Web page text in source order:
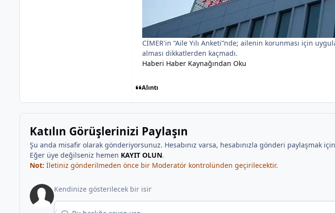
CİMER'in “Aile Yılı Anketi”nde; ailenin korunması için
alması dikkatlerden kaçmadı.
Haberi Haber Kaynağından Oku
Alıntı
Katılın Görüşlerinizi Paylaşın
Şu anda misafir olarak gönderiyorsunuz. Hesabınız varsa, hesabınızla gönderi paylaşmak için
Eğer üye değilseniz hemen KAYIT OLUN.
Not: İletiniz gönderilmeden önce bir Moderatör kontrolünden geçirilecektir.